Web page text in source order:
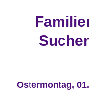
Ostermontag,